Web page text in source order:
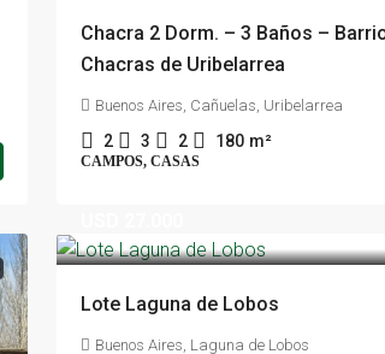
Chacra 2 Dorm. – 3 Baños –
Chacras de Uribelarrea
Buenos Aires, Cañuelas, Uribelarrea
2 3 2 180 m²
CAMPOS, CASAS
Lote Laguna de Lobos
Buenos Aires, Laguna de Lobos